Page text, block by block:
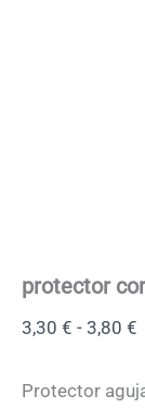
protector
3,30 € - 3,80 €
Protector